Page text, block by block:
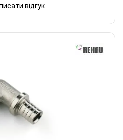
відгук